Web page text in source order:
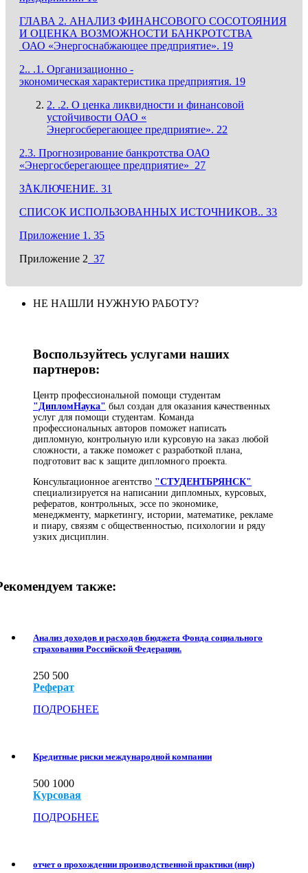
ГЛАВА 2. АНАЛИЗ ФИНАНСОВОГО СОСОТОЯНИЯ
И ОЦЕНКА ВОЗМОЖНОСТИ БАНКРОТСТВА
ОАО «Энергоснабжающее предприятие». 19
2.. .1. Организационно -
экономическая характеристика предприятия. 19
2. .2. О ценка ликвидности и финансовой
устойчивости ОАО «
Энергосберегающее предприятие». 22
2.3. Прогнозирование банкротства ОАО
«Энергосберегающее предприятие» 27
З݅АКЛЮЧЕНИЕ. 31
СПИСОК ИСПОЛЬЗОВАННЫХ ИСТОЧНИКОВ.. 33
Приложение 1. 35
Приложение 2 37
НЕ НАШЛИ НУЖНУЮ РАБОТУ?
Воспользуйтесь услугами наших
партнеров:
Центр профессиональной помощи студентам
"ДипломНаука" был создан для оказания качественных
услуг для помощи студентам. Команда
профессиональных авторов поможет написать
дипломную, контрольную или курсовую на заказ любой
сложности, а также поможет с разработкой плана,
подготовит вас к защите дипломного проекта.
Консультационное агентство "СТУДЕНТБРЯНСК"
специализируется на написании дипломных, курсовых,
рефератов, контрольных, эссе по экономике,
менеджменту, маркетингу, истории, математике, рекламе
и пиару, связям с общественностью, психологии и ряду
узких дисциплин.
также:
Анализ доходов и расходов бюджета Фонда социального
страхования Российской Федерации.
250 500
Реферат
ПОДРОБНЕЕ
Кредитные риски международной компании
500 1000
Курсовая
ПОДРОБНЕЕ
отчет о прохождении производственной практики (нир)